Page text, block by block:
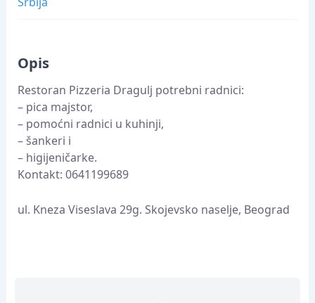
Opis
Restoran Pizzeria Dragulj potrebni radnici:
– pica majstor,
– pomoćni radnici u kuhinji,
– šankeri i
– higijeničarke.
Kontakt: 0641199689
ul. Kneza Viseslava 29g. Skojevsko naselje, Beograd